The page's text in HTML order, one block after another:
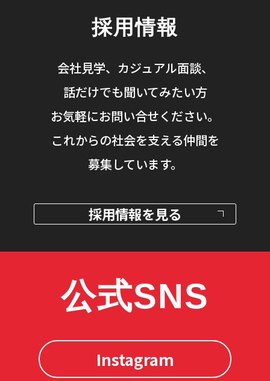
採用情報
会社見学、カジュアル面談、
話だけでも聞いてみたい方
お気軽にお問い合せください。
これからの社会を支える仲間を
募集しています。
採用情報を見る
公式SNS
Instagram